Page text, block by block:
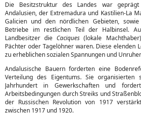
Die Besitzstruktur des Landes war
Andalusien, der Extremadura und Kastilien-La
Galicien und den nördlichen Gebieten,
Betriebe im restlichen Teil der Halbinsel.
Landbesitzer dieCaciques (lokale
Pächter oder Tagelöhner waren. Diese elenden
zu erheblichen sozialen Spannungen und
Andalusische Bauern forderten eine
Verteilung des Eigentums. Sie
Jahrhundert in Gewerkschaften und
Arbeitsbedingungen durch Streiks und
der Russischen Revolution von 1917
zwischen 1917 und 1920.